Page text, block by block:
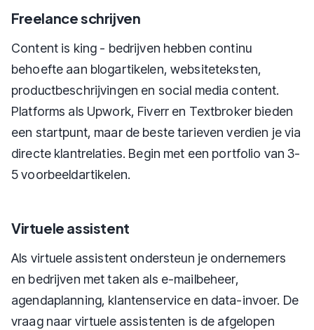
Freelance schrijven
Content is king - bedrijven hebben continu
behoefte aan blogartikelen, websiteteksten,
productbeschrijvingen en social media content.
Platforms als Upwork, Fiverr en Textbroker bieden
een startpunt, maar de beste tarieven verdien je via
directe klantrelaties. Begin met een portfolio van 3-
5 voorbeeldartikelen.
Virtuele assistent
Als virtuele assistent ondersteun je ondernemers
en bedrijven met taken als e-mailbeheer,
agendaplanning, klantenservice en data-invoer. De
vraag naar virtuele assistenten is de afgelopen